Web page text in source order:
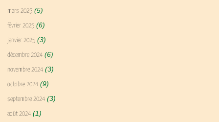
mars 2025 (5)
février 2025 (6)
janvier 2025 (3)
décembre 2024 (6)
novembre 2024 (3)
octobre 2024 (9)
septembre 2024 (3)
août 2024 (1)